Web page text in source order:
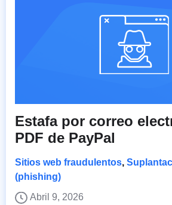
Estafa por correo
PDF de PayPal
Sitios web fraudulentos,
(phishing)
Abril 9, 2026